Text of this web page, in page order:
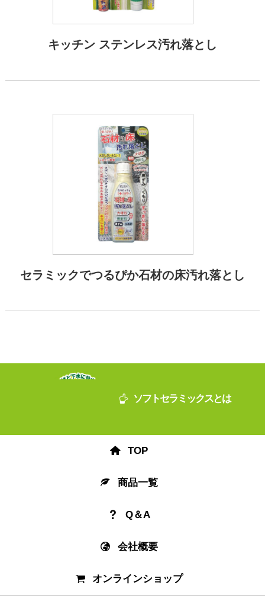
キッチン ステンレス汚れ落とし
セラミックでつるぴか石材の床汚れ落とし
ソフトセラミックスとは
TOP
商品一覧
Q＆A
会社概要
オンラインショップ